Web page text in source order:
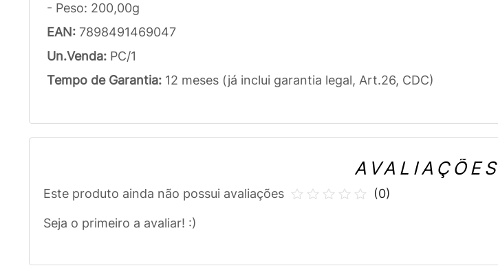
- Peso: 200,00g
EAN: 7898491469047
Un.Venda: PC/1
Tempo de Garantia: 12 meses (já inclui garantia legal, Art.26, CDC)
AVALIAÇÕES
Este produto ainda não possui avaliações
Seja o primeiro a avaliar! :)
(0)